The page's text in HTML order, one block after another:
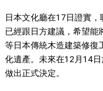
日本指南
視覺日本
臺灣香港
日本文化廳在17日證實，
已經跟日方建議，希望能
等日本傳統木造建築修復
化遺產。未來在12月14
做出正式決定。